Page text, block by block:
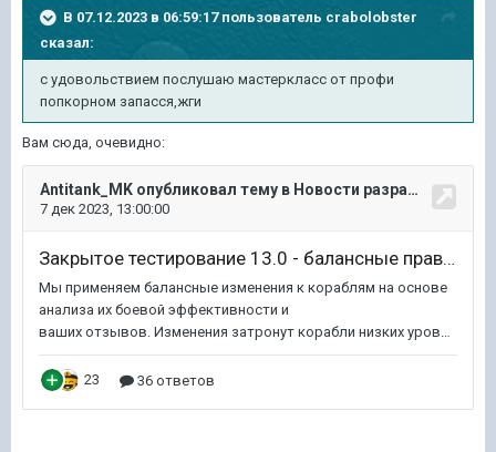
В 07.12.2023 в 06:59:17 пользователь crabolobster
сказал:
с удовольствием послушаю мастеркласс от профи
попкорном запасся,жги
Вам сюда, очевидно: